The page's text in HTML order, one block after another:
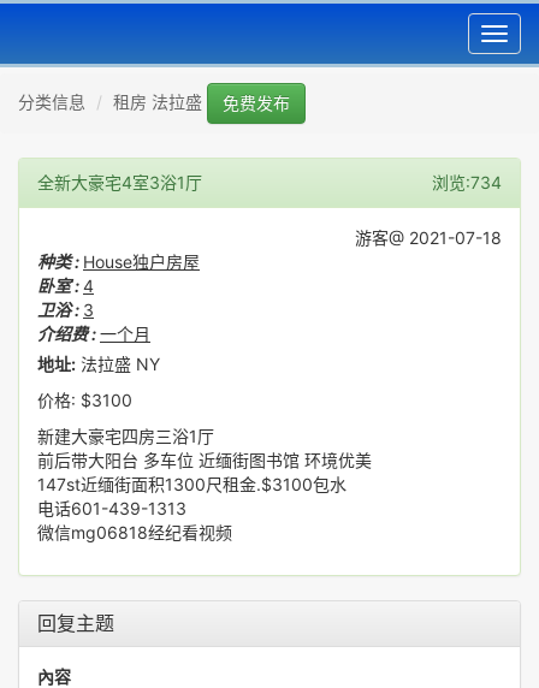
分类信息 租房 法拉盛 免费发布
全新大豪宅4室3浴1厅 浏览:734
游客@ 2021-07-18
种类 : House独户房屋
卧室 :4
卫浴 : 3
介绍费 :一个月
地址: 法拉盛 NY
价格: $3100
新建大豪宅四房三浴1厅
前后带大阳台 多车位 近缅街图书馆 环境优美
147st近缅街面积1300尺租金.$3100包水
电话601-439-1313
微信mg06818经纪看视频
回复主题
內容